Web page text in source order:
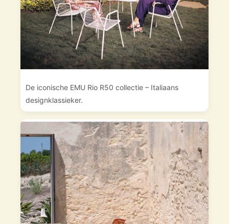
De iconische EMU Rio R50 collectie – Italiaans
designklassieker.